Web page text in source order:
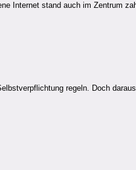
Internet stand auch im Zentrum
regeln. Doch